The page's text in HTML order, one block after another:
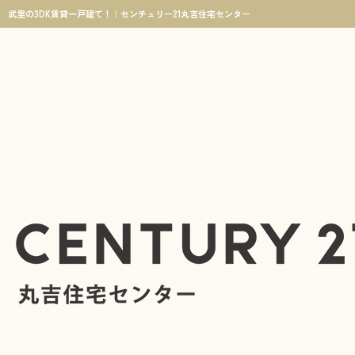
武里の3DK賃貸一戸建て！｜センチュリー21丸吉住宅センター